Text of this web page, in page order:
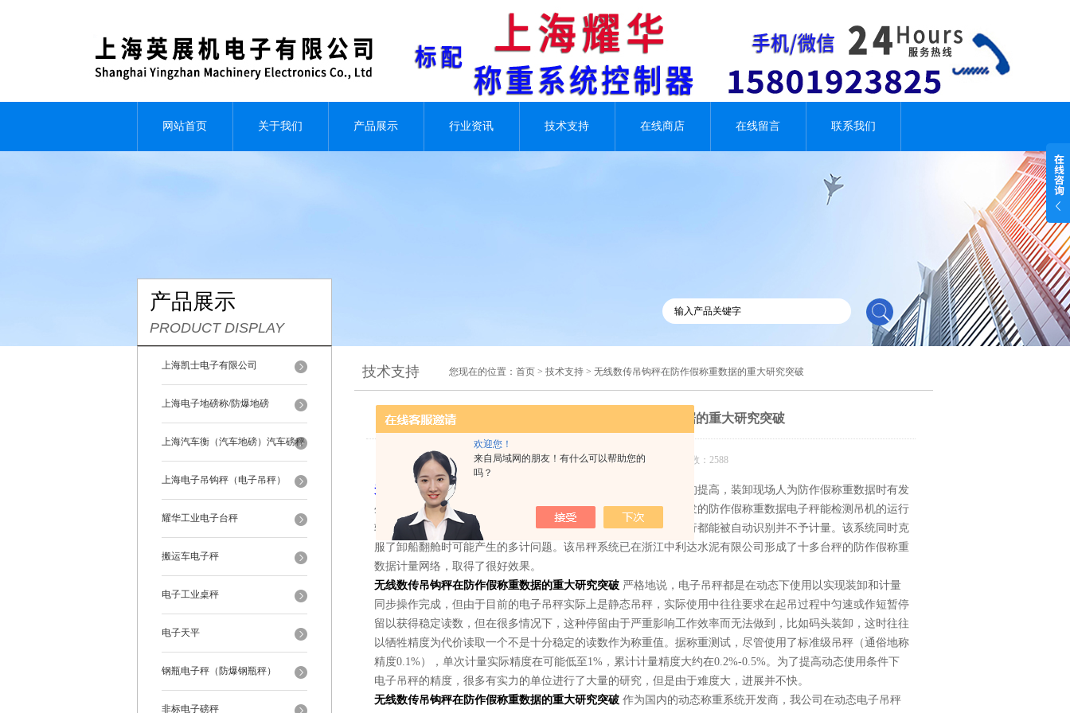
欢迎您！
来自局域网的朋友！有什么可以帮助您的
吗？
网站首页 关于我们 产品展示 行业资讯 技术支持 在线商店 在线留言 联系我们
产品展示
PRODUCT DISPLAY
上海凯士电子有限公司
上海电子地磅称/防爆地磅
上海汽车衡（汽车地磅）汽车磅秤
上海电子吊钩秤（电子吊秤）
耀华工业电子台秤
搬运车电子秤
电子工业桌秤
电子天平
钢瓶电子秤（防爆钢瓶秤）
非标电子磅秤
技术支持 您现在的位置： 首页 > 技术支持 > 无线数传吊钩秤在防作假称重数据的重大研究突破
无线数传吊钩秤在防作假称重数据的重大研究突破
发布日期：2016-07-14 浏览次数：2588
无线数传吊钩秤在防作假称重数据的重大研究突破
随着材料价格的提高，装卸现场人为防作假称重数据时有发
生，客观上催生了电子吊秤防作假称重数据应用需求。我公司开发的防作假称重数据电子秤能检测吊机的运行
轨迹，确保只有正常装卸的装载才能被计量，而其他任何吊机运行都能被自动识别并不予计量。该系统同时克
服了卸船翻舱时可能产生的多计问题。该吊秤系统已在浙江中利达水泥有限公司形成了十多台秤的防作假称重
数据计量网络，取得了很好效果。
无线数传吊钩秤在防作假称重数据的重大研究突破 严格地说，电子吊秤都是在动态下使用以实现装卸和计量
同步操作完成，但由于目前的电子吊秤实际上是静态吊秤，实际使用中往往要求在起吊过程中匀速或作短暂停
留以获得稳定读数，但在很多情况下，这种停留由于严重影响工作效率而无法做到，比如码头装卸，这时往往
以牺牲精度为代价读取一个不是十分稳定的读数作为称重值。据称重测试，尽管使用了标准级吊秤（通俗地称
精度0.1%），单次计量实际精度在可能低至1%，累计计量精度大约在0.2%-0.5%。为了提高动态使用条件下
电子吊秤的精度，很多有实力的单位进行了大量的研究，但是由于难度大，进展并不快。
无线数传吊钩秤在防作假称重数据的重大研究突破 作为国内的动态称重系统开发商，我公司在动态电子吊秤